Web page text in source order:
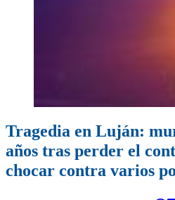
Tragedia en Luján:
años tras perder el
chocar contra varios